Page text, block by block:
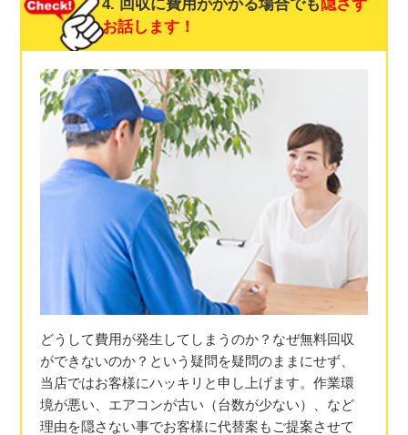
4. 回収に費用がかかる場合でも 隠さず
お話します！
どうして費用が発生してしまうのか？なぜ無料回収
ができないのか？という疑問を疑問のままにせず、
当店ではお客様にハッキリと申し上げます。作業環
境が悪い、エアコンが古い（台数が少ない）、など
理由を隠さない事でお客様に代替案もご提案させて